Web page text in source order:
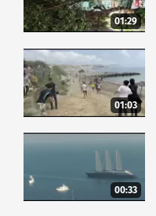
01:29
01:03
00:33